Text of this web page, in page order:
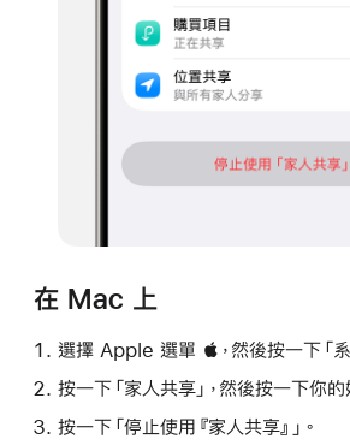
在 Mac 上
選擇 Apple 選單 ，然後按一下「系
按一下「家人共享」，然後按一下你的
按一下「停止使用『家人共享』」。